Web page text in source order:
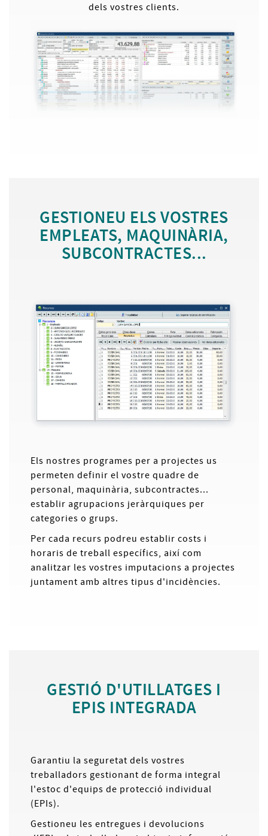
dels vostres clients.
GESTIONEU ELS VOSTRES
EMPLEATS, MAQUINÀRIA,
SUBCONTRACTES...
Els nostres programes per a projectes us
permeten definir el vostre quadre de
personal, maquinària, subcontractes...
establir agrupacions jeràrquiques per
categories o grups.
Per cada recurs podreu establir costs i
horaris de treball específics, així com
analitzar les vostres imputacions a projectes
juntament amb altres tipus d'incidències.
GESTIÓ D'UTILLATGES I
EPIS INTEGRADA
Garantiu la seguretat dels vostres
treballadors gestionant de forma integral
l'estoc d'equips de protecció individual
(EPIs).
Gestioneu les entregues i devolucions